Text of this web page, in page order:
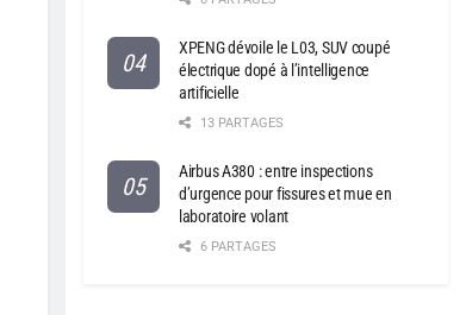
XPENG dévoile le L03, SUV coupé
électrique dopé à l’intelligence
artificielle
13 PARTAGES
Airbus A380 : entre inspections
d’urgence pour fissures et mue en
laboratoire volant
6 PARTAGES